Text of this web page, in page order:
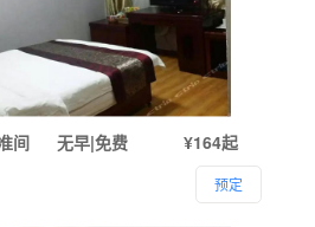
间 ¥164起
无早|免费
预定